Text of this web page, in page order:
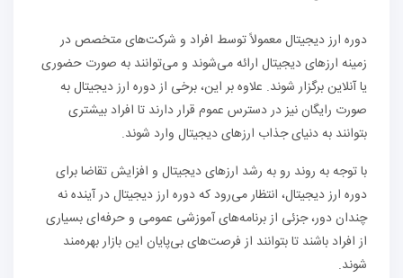
دوره ارز دیجیتال معمولاً توسط افراد و شرکت‌های متخصص در
زمینه ارزهای دیجیتال ارائه می‌شوند و می‌توانند به صورت حضوری
یا آنلاین برگزار شوند. علاوه بر این، برخی از دوره ارز دیجیتال به
صورت رایگان نیز در دسترس عموم قرار دارند تا افراد بیشتری
بتوانند به دنیای جذاب ارزهای دیجیتال وارد شوند.
با توجه به روند رو به رشد ارزهای دیجیتال و افزایش تقاضا برای
دوره ارز دیجیتال، انتظار می‌رود که دوره ارز دیجیتال در آینده نه
چندان دور، جزئی از برنامه‌های آموزشی عمومی و حرفه‌ای بسیاری
از افراد باشند تا بتوانند از فرصت‌های بی‌پایان این بازار بهره‌مند
شوند.